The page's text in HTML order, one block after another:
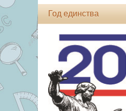
Год единства